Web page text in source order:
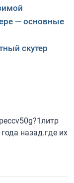
— основные
скутер
назад.где их